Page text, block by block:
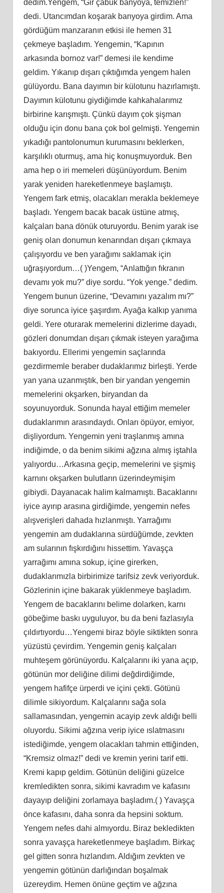
dedim.Yengem, “Gir çabuk banyoya, temizlen!”
dedi. Utancımdan koşarak banyoya girdim. Ama
gördüğüm manzaranın etkisi ile hemen 31
çekmeye başladım. Yengemin, “Kapının
arkasında bornoz var!” demesi ile kendime
geldim. Yıkanıp dışarı çıktığımda yengem halen
gülüyordu. Bana dayımın bir külotunu hazırlamıştı.
Dayımın külotunu giydiğimde kahkahalarımız
birbirine karışmıştı. Çünkü dayım çok şişman
olduğu için donu bana çok bol gelmişti. Yengemin
yıkadığı pantolonumun kurumasını beklerken,
karşılıklı oturmuş, ama hiç konuşmuyorduk. Ben
ama hep o iri memeleri düşünüyordum. Benim
yarak yeniden hareketlenmeye başlamıştı.
Yengem fark etmiş, olacakları merakla beklemeye
başladı. Yengem bacak bacak üstüne atmış,
kalçaları bana dönük oturuyordu. Benim yarak ise
geniş olan donumun kenarından dışarı çıkmaya
çalışıyordu ve ben yarağımı saklamak için
uğraşıyordum…( )Yengem, “Anlattığın fıkranın
devamı yok mu?” diye sordu. “Yok yenge.” dedim.
Yengem bunun üzerine, “Devamını yazalım mı?”
diye sorunca iyice şaşırdım. Ayağa kalkıp yanıma
geldi. Yere oturarak memelerini dizlerime dayadı,
gözleri donumdan dışarı çıkmak isteyen yarağıma
bakıyordu. Ellerimi yengemin saçlarında
gezdirmemle beraber dudaklarımız birleşti. Yerde
yan yana uzanmıştık, ben bir yandan yengemin
memelerini okşarken, biryandan da
soyunuyorduk. Sonunda hayal ettiğim memeler
dudaklarımın arasındaydı. Onları öpüyor, emiyor,
dişliyordum. Yengemin yeni traşlanmış amına
indiğimde, o da benim sikimi ağzına almış iştahla
yalıyordu…Arkasına geçip, memelerini ve şişmiş
karnını okşarken bulutların üzerindeymişim
gibiydi. Dayanacak halim kalmamıştı. Bacaklarını
iyice ayırıp arasına girdiğimde, yengemin nefes
alışverişleri dahada hızlanmıştı. Yarrağımı
yengemin am dudaklarına sürdüğümde, zevkten
am sularının fışkırdığını hissettim. Yavaşça
yarrağımı amına sokup, içine girerken,
dudaklarımızla birbirimize tarifsiz zevk veriyorduk.
Gözlerinin içine bakarak yüklenmeye başladım.
Yengem de bacaklarını belime dolarken, karnı
göbeğime baskı uyguluyor, bu da beni fazlasıyla
çıldırtıyordu…Yengemi biraz böyle siktikten sonra
yüzüstü çevirdim. Yengemin geniş kalçaları
muhteşem görünüyordu. Kalçalarını iki yana açıp,
götünün mor deliğine dilimi değdirdiğimde,
yengem hafifçe ürperdi ve içini çekti. Götünü
dilimle sikiyordum. Kalçalarını sağa sola
sallamasından, yengemin acayip zevk aldığı belli
oluyordu. Sikimi ağzına verip iyice ıslatmasını
istediğimde, yengem olacakları tahmin ettiğinden,
“Kremsiz olmaz!” dedi ve kremin yerini tarif etti.
Kremi kapıp geldim. Götünün deliğini güzelce
kremledikten sonra, sikimi kavradım ve kafasını
dayayıp deliğini zorlamaya başladım.( ) Yavaşça
önce kafasını, daha sonra da hepsini soktum.
Yengem nefes dahi almıyordu. Biraz bekledikten
sonra yavaşça hareketlenmeye başladım. Birkaç
gel gitten sonra hızlandım. Aldığım zevkten ve
yengemin götünün darlığından boşalmak
üzereydim. Hemen önüne geçtim ve ağzına